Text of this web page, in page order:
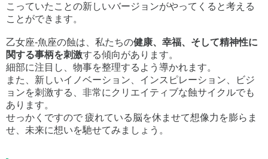
こっていたことの新しいバージョンがやってくると考える
ことができます。
乙女座-魚座の蝕は、私たちの健康、幸福、そして精神性に
関する事柄を刺激する傾向があります。
細部に注目し、物事を整理するよう導かれます。
また、新しいイノベーション、インスピレーション、ビジ
ョンを刺激する、非常にクリエイティブな蝕サイクルでも
あります。
せっかくですので 疲れている脳を休ませて想像力を膨らま
せ、未来に想いを馳せてみましょう。